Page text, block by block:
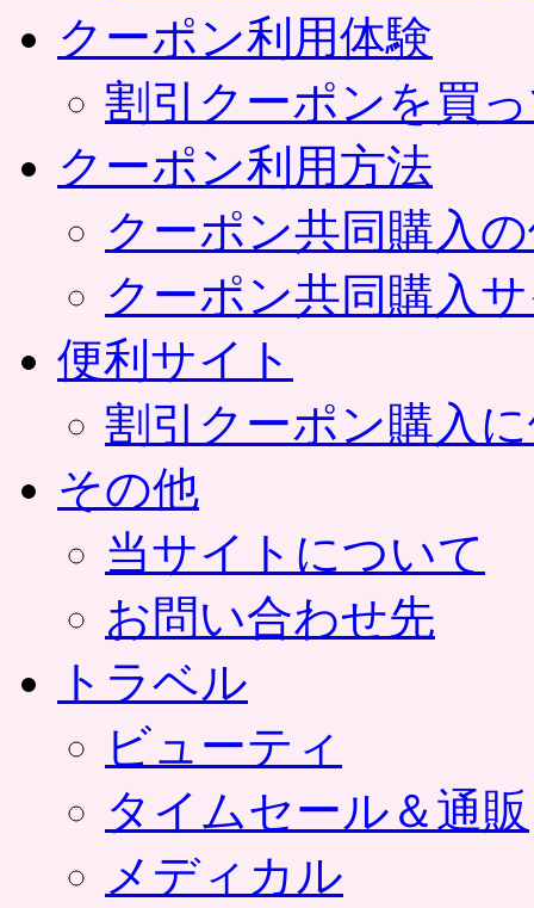
クーポン利用体験
割引クーポンを買
クーポン利用方法
クーポン共同購入
クーポン共同購入
便利サイト
割引クーポン購入
その他
当サイトについて
お問い合わせ先
トラベル
ビューティ
タイムセール＆通販
メディカル